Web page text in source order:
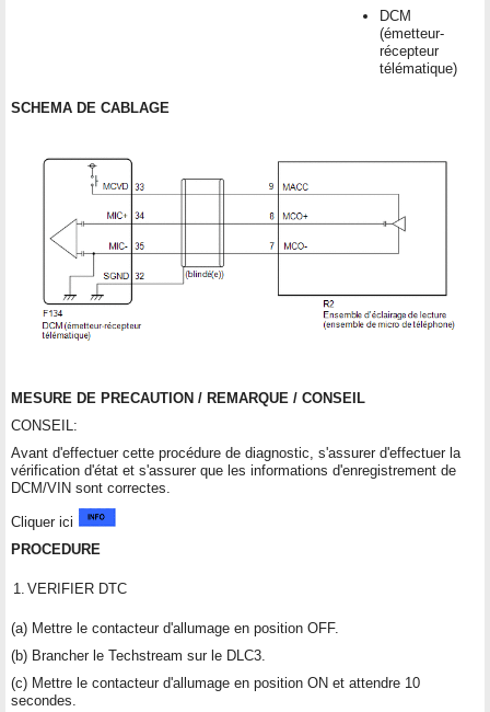
DCM
(émetteur-
récepteur
télématique)
SCHEMA DE CABLAGE
MESURE DE PRECAUTION / REMARQUE / CONSEIL
CONSEIL:
Avant d'effectuer cette procédure de diagnostic, s'assurer d'effectuer la
vérification d'état et s'assurer que les informations d'enregistrement de
DCM/VIN sont correctes.
Cliquer ici
PROCEDURE
1. VERIFIER DTC
(a) Mettre le contacteur d'allumage en position OFF.
(b) Brancher le Techstream sur le DLC3.
(c) Mettre le contacteur d'allumage en position ON et attendre 10
secondes.